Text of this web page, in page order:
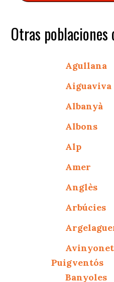
Otras poblaciones
Agullana
Aiguaviva
Albanyà
Albons
Alp
Amer
Anglès
Arbúcies
Avinyonet
Puigventós
Banyoles